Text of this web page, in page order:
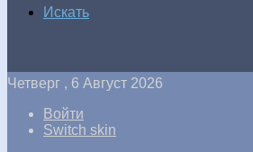
Искать
Четверг , 6 Август 2026
Войти
Switch skin